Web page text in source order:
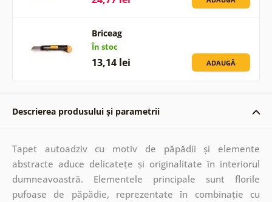
Briceag
În stoc
13,14 lei ADAUGĂ
Descrierea produsului și parametrii
Tapet autoadziv cu motiv de păpădii și elemente
abstracte aduce delicatețe și originalitate în interiorul
dumneavoastră. Elementele principale sunt florile
pufoase de păpădie, reprezentate în combinație cu